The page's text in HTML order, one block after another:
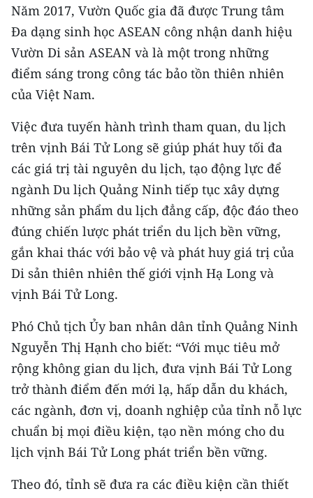
Năm 2017, Vườn Quốc gia đã được Trung tâm
Đa dạng sinh học ASEAN công nhận danh hiệu
Vườn Di sản ASEAN và là một trong những
điểm sáng trong công tác bảo tồn thiên nhiên
của Việt Nam.
Việc đưa tuyến hành trình tham quan, du lịch
trên vịnh Bái Tử Long sẽ giúp phát huy tối đa
các giá trị tài nguyên du lịch, tạo động lực để
ngành Du lịch Quảng Ninh tiếp tục xây dựng
những sản phẩm du lịch đẳng cấp, độc đáo theo
đúng chiến lược phát triển du lịch bền vững,
gắn khai thác với bảo vệ và phát huy giá trị của
Di sản thiên nhiên thế giới vịnh Hạ Long và
vịnh Bái Tử Long.
Phó Chủ tịch Ủy ban nhân dân tỉnh Quảng Ninh
Nguyễn Thị Hạnh cho biết: “Với mục tiêu mở
rộng không gian du lịch, đưa vịnh Bái Tử Long
trở thành điểm đến mới lạ, hấp dẫn du khách,
các ngành, đơn vị, doanh nghiệp của tỉnh nỗ lực
chuẩn bị mọi điều kiện, tạo nền móng cho du
lịch vịnh Bái Tử Long phát triển bền vững.
Theo đó, tỉnh sẽ đưa ra các điều kiện cần thiết